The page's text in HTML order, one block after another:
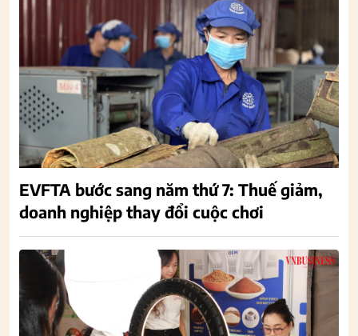
EVFTA bước sang năm thứ 7: Thuế giảm,
doanh nghiệp thay đổi cuộc chơi